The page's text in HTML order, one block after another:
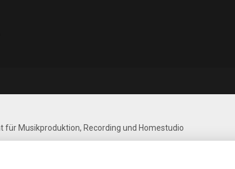
für Musikproduktion, Recording und Homestudio